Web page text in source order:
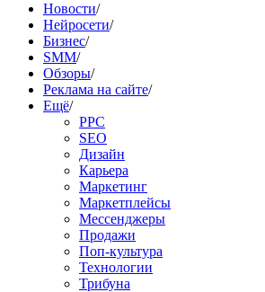
Новости/
Нейросети/
Бизнес/
SMM/
Обзоры/
Реклама на сайте/
Ещё/
PPC
SEO
Дизайн
Карьера
Маркетинг
Маркетплейсы
Мессенджеры
Продажи
Поп-культура
Технологии
Трибуна